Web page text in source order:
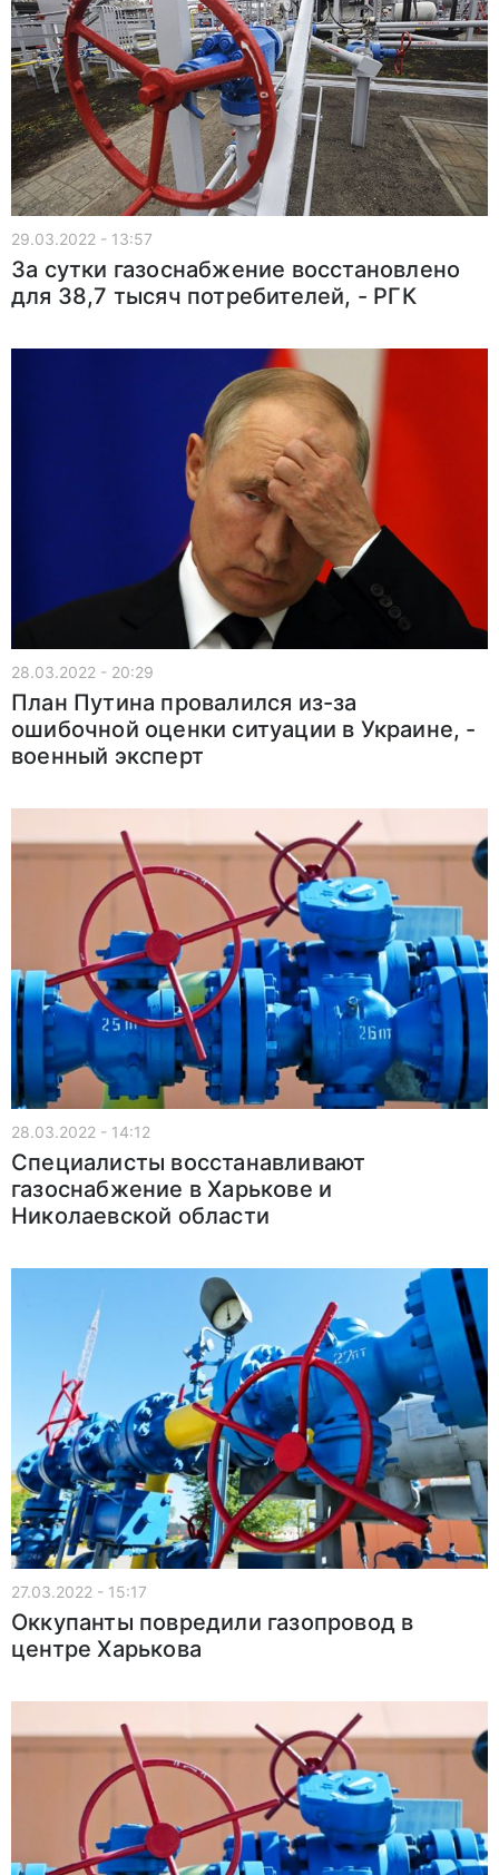
29.03.2022 - 13:57
За сутки газоснабжение восстановлено
для 38,7 тысяч потребителей, - РГК
28.03.2022 - 20:29
План Путина провалился из-за
ошибочной оценки ситуации в Украине, -
военный эксперт
28.03.2022 - 14:12
Специалисты восстанавливают
газоснабжение в Харькове и
Николаевской области
27.03.2022 - 15:17
Оккупанты повредили газопровод в
центре Харькова